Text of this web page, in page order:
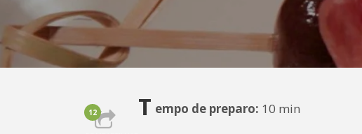
12 T empo de preparo: 10 min